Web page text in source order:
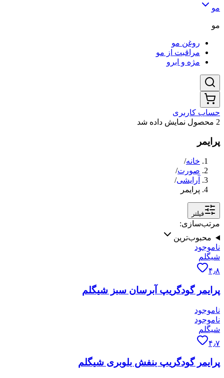
مو
مو
روغن مو
مراقبت از مو
مژه و ابرو
حساب کاربری
2 محصول نمایش داده شد
پرایمر
خانه/
صورت/
آرایشی/
پرایمر
فیلتر
مرتب‌سازی:
محبوب‌ترین
ناموجود
شیگلم
۴٫۸
پرایمر گودگریپ آبرسان سبز شیگلم
ناموجود
ناموجود
شیگلم
۴٫۷
پرایمر گودگریپ بنفش بلوبری شیگلم